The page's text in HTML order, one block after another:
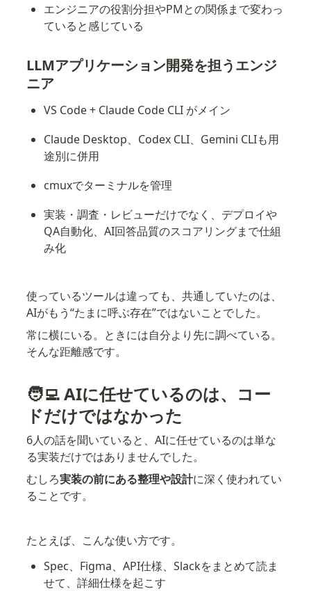
エンジニアの役割分担やPMとの関係まで変わっ
ていると感じている
LLMアプリケーション開発を担うエンジ
ニア
VS Code + Claude Code CLI がメイン
Claude Desktop、Codex CLI、Gemini CLIも用
途別に併用
cmuxでターミナルを管理
実装・調査・レビューだけでなく、デプロイや
QA自動化、AI回答品質のスコアリングまで仕組
み化
使っているツールは違っても、共通していたのは、
AIがもう“たまに呼ぶ存在”ではないことでした。
常に横にいる。ときには自分より先に調べている。
そんな距離感です。
🧑‍💻 AIに任せているのは、コー
ドだけではなかった
6人の話を聞いていると、AIに任せているのは単な
る実装だけではありませんでした。
むしろ実装の前にある整理や設計に深く使われてい
ることです。
たとえば、こんな使い方です。
Spec、Figma、API仕様、Slackをまとめて読ま
せて、詳細仕様を起こす